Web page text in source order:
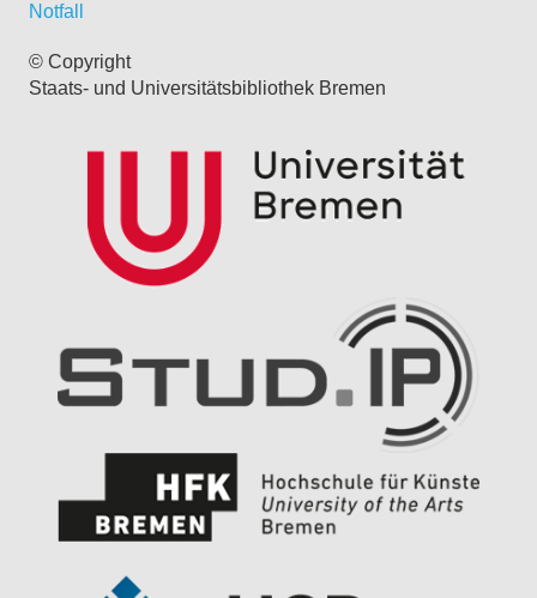
Notfall
© Copyright
Staats- und Universitätsbibliothek Bremen